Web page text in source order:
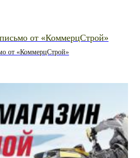
от «КоммерцСтрой»
от «КоммерцСтрой»